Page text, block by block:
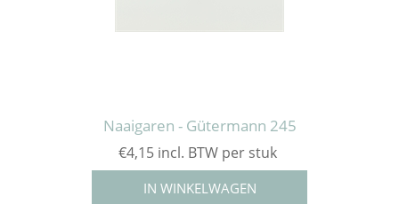
Naaigaren - Gütermann 245
€4,15 incl. BTW per stuk